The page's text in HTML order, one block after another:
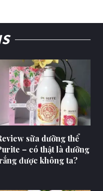
sữa dưỡng thể
– có thật là dưỡng
được không ta?